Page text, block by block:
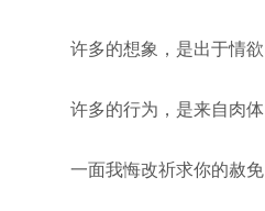
许多的想象，是出于情欲
许多的行为，是来自肉体
一面我悔改祈求你的赦免